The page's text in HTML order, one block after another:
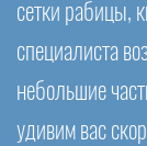
сетки рабицы,
специалиста
небольшие
удивим вас